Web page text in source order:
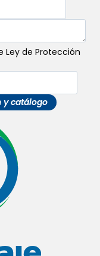
Ley de Protección
y catálogo